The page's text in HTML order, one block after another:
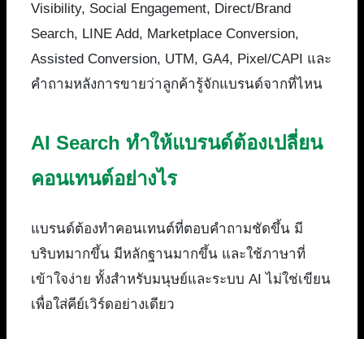
Visibility, Social Engagement, Direct/Brand
Search, LINE Add, Marketplace Conversion,
Assisted Conversion, UTM, GA4, Pixel/CAPI และ
คำถามหลังการขายว่าลูกค้ารู้จักแบรนด์จากที่ไหน
AI Search ทำให้แบรนด์ต้องเปลี่ยน
คอนเทนต์อย่างไร
แบรนด์ต้องทำคอนเทนต์ที่ตอบคำถามชัดขึ้น มี
บริบทมากขึ้น มีหลักฐานมากขึ้น และใช้ภาษาที่
เข้าใจง่าย ทั้งสำหรับมนุษย์และระบบ AI ไม่ใช่เขียน
เพื่อใส่คีย์เวิร์ดอย่างเดียว